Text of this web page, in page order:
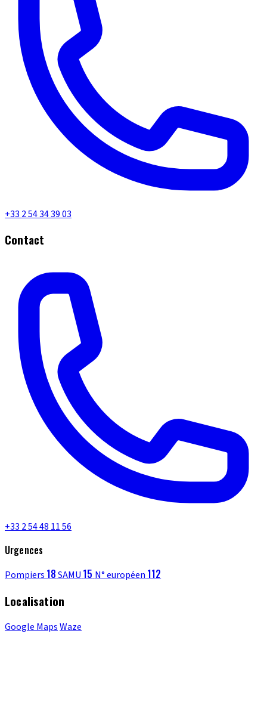
+33 2 54 34 39 03
Contact
+33 2 54 48 11 56
Urgences
Pompiers 18SAMU 15 N° européen 112
Localisation
Google MapsWaze